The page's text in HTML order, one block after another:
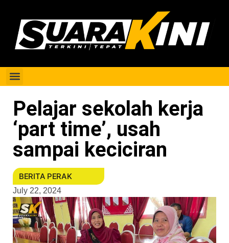
Pelajar sekolah kerja
‘part time’, usah
sampai keciciran
BERITA PERAK
July 22, 2024